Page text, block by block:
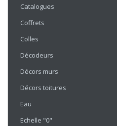
Catalogues
Coffrets
Colles
Décodeurs
Décors murs
Décors toitures
Eau
Echelle "0"